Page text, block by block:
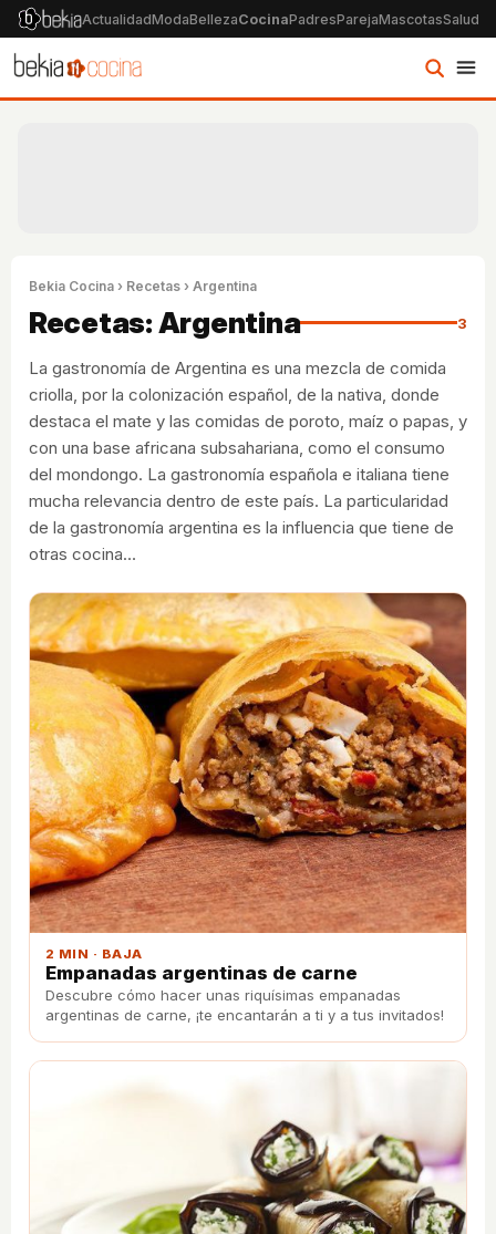
ActualidadModaBellezaCocinaPadresParejaMascotasSalud
Bekia Cocina › Recetas › Argentina
Recetas: Argentina 3
La gastronomía de Argentina es una mezcla de comida
criolla, por la colonización español, de la nativa, donde
destaca el mate y las comidas de poroto, maíz o papas, y
con una base africana subsahariana, como el consumo
del mondongo. La gastronomía española e italiana tiene
mucha relevancia dentro de este país. La particularidad
de la gastronomía argentina es la influencia que tiene de
otras cocina…
2 MIN · BAJA
Empanadas argentinas de carne
Descubre cómo hacer unas riquísimas empanadas
argentinas de carne, ¡te encantarán a ti y a tus invitados!